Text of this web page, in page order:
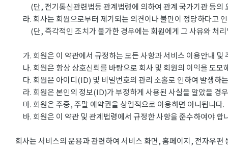
(단, 전기통신관련법등 관계법령에 의하여 관계 국가기관 등의
라. 회사는 회원으로부터 제기되는 의견이나 불만이 정당하다고
(단, 즉각적인 조치가 불가한 경우에는 회원에게 그 사유와 처리
가. 회원은 이 약관에서 규정하는 모든 사항과 서비스 이용안내 및
나. 회원은 항상 상호신뢰를 바탕으로 회사 및 회원의 이익을 도
다. 회원은 아이디(ID) 및 비밀번호의 관리 소홀로 인하여 발생하
라. 회원은 본인의 정보(ID)가 부정하게 사용된 사실을 알았을 경
마. 회원은 주중, 주말 예약권을 상업적으로 이용하면 아니됩니다.
바. 회원은 이 약관 및 관계법령에서 규정한 사항을 준수하여야 합
회사는 서비스의 운용과 관련하여 서비스 화면, 홈페이지, 전자우